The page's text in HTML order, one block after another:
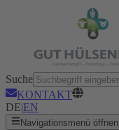
Suche
KONTAKT
DE|EN
Navigationsmenü öffnen